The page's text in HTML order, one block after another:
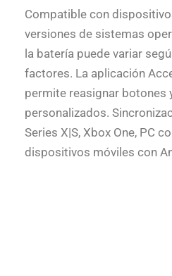
Compatible con
versiones de sistemas
la batería puede variar
factores. La aplicación
permite reasignar botones
personalizados.
Series X|S, Xbox One, PC
dispositivos móviles con